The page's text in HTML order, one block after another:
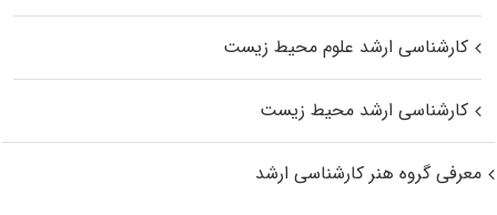
کارشناسی ارشد علوم محیط‌ زیست
کارشناسی ارشد محیط زیست
معرفی گروه هنر کارشناسی ارشد